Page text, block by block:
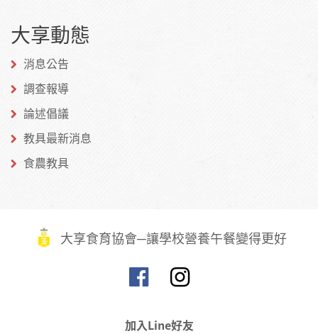
Facebook
大享動態
消息公告
調查報導
論述倡議
教具最新消息
食農教具
大享食育協會─讓學校營養午餐變得更好
加入Line好友